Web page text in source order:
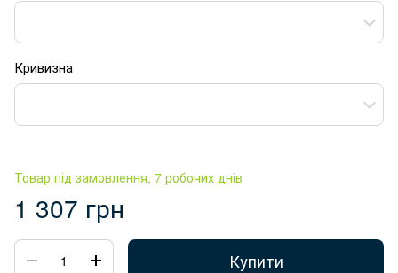
Кривизна
Товар під замовлення, 7 робочих днів
1 307 грн
Купити